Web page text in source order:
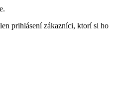
prihlásení zákazníci, ktorí si ho